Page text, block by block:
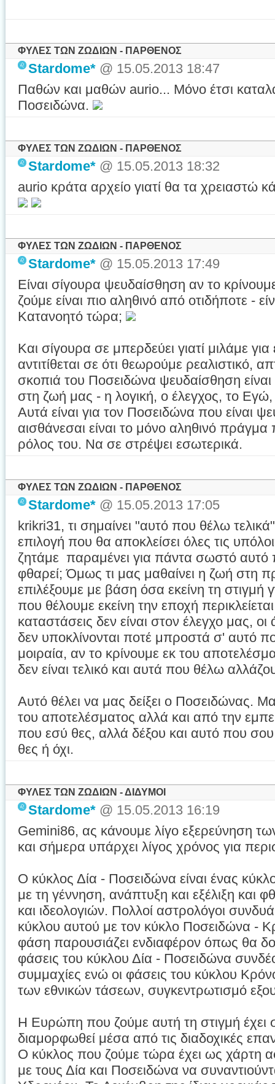
ΦΥΛΕΣ ΤΩΝ ΖΩΔΙΩΝ - ΠΑΡΘΕΝΟΣ
Stardome* @ 15.05.2013 18:47
Παθών και μαθών aurio... Μόνο έτσι
Ποσειδώνα.
ΦΥΛΕΣ ΤΩΝ ΖΩΔΙΩΝ - ΠΑΡΘΕΝΟΣ
Stardome* @ 15.05.2013 18:32
aurio κράτα αρχείο γιατί θα τα χρειαστώ
ΦΥΛΕΣ ΤΩΝ ΖΩΔΙΩΝ - ΠΑΡΘΕΝΟΣ
Stardome* @ 15.05.2013 17:49
Είναι σίγουρα ψευδαίσθηση αν το
ζούμε είναι πιο αληθινό από οτιδήποτε -
Κατανοητό τώρα;
Και σίγουρα σε μπερδεύει γιατί μιλάμε
αντιτίθεται σε ότι θεωρούμε ρεαλιστικό,
σκοπιά του Ποσειδώνα ψευδαίσθηση
στη ζωή μας - η λογική, ο έλεγχος, το Εγώ,
Αυτά είναι για τον Ποσειδώνα που είναι
αισθάνεσαι είναι το μόνο αληθινό πράγμα
ρόλος του. Να σε στρέψει εσωτερικά.
ΦΥΛΕΣ ΤΩΝ ΖΩΔΙΩΝ - ΠΑΡΘΕΝΟΣ
Stardome* @ 15.05.2013 17:05
krikri31, τι σημαίνει "αυτό που θέλω
επιλογή που θα αποκλείσει όλες τις
ζητάμε παραμένει για πάντα σωστό αυτό
φθαρεί; Όμως τι μας μαθαίνει η ζωή στη
επιλέξουμε με βάση όσα εκείνη τη στιγμή
που θέλουμε εκείνη την εποχή
καταστάσεις δεν είναι στον έλεγχο μας,
δεν υποκλίνονται ποτέ μπροστά σ' αυτό
μοιραία, αν το κρίνουμε εκ του
δεν είναι τελικό και αυτά που θέλω
Αυτό θέλει να μας δείξει ο Ποσειδώνας.
του αποτελέσματος αλλά και από την
που εσύ θες, αλλά δέξου και αυτό που σου
θες ή όχι.
ΦΥΛΕΣ ΤΩΝ ΖΩΔΙΩΝ - ΔΙΔΥΜΟΙ
Stardome* @ 15.05.2013 16:19
Gemini86, ας κάνουμε λίγο εξερεύνηση
και σήμερα υπάρχει λίγος χρόνος για
Ο κύκλος Δία - Ποσειδώνα είναι ένας
με τη γέννηση, ανάπτυξη και εξέλιξη και
και ιδεολογιών. Πολλοί αστρολόγοι
κύκλου αυτού με τον κύκλο Ποσειδώνα -
φάση παρουσιάζει ενδιαφέρον όπως θα
φάσεις του κύκλου Δία - Ποσειδώνα
συμμαχίες ενώ οι φάσεις του κύκλου
των εθνικών τάσεων, συγκεντρωτισμό
Η Ευρώπη που ζούμε αυτή τη στιγμή έχει
διαμορφωθεί μέσα από τις διαδοχικές
Ο κύκλος που ζούμε τώρα έχει ως χάρτη
με τους Δία και Ποσειδώνα να